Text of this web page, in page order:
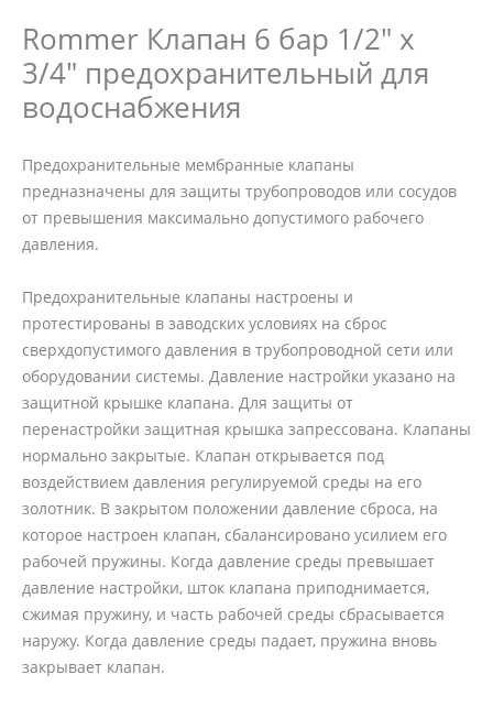
Rommer Клапан 6 бар 1/2" х
3/4" предохранительный для
водоснабжения
Предохранительные мембранные клапаны
предназначены для защиты трубопроводов или сосудов
от превышения максимально допустимого рабочего
давления.
Предохранительные клапаны настроены и
протестированы в заводских условиях на сброс
сверхдопустимого давления в трубопроводной сети или
оборудовании системы. Давление настройки указано на
защитной крышке клапана. Для защиты от
перенастройки защитная крышка запрессована. Клапаны
нормально закрытые. Клапан открывается под
воздействием давления регулируемой среды на его
золотник. В закрытом положении давление сброса, на
которое настроен клапан, сбалансировано усилием его
рабочей пружины. Когда давление среды превышает
давление настройки, шток клапана приподнимается,
сжимая пружину, и часть рабочей среды сбрасывается
наружу. Когда давление среды падает, пружина вновь
закрывает клапан.